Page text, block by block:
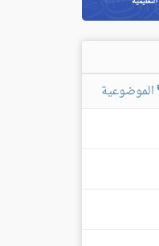
الموضوعية